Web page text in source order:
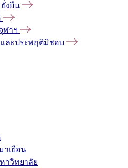
งยืน
ฬาฯ
และประพฤติมิชอบ
เยือน
าวิทยาลัย